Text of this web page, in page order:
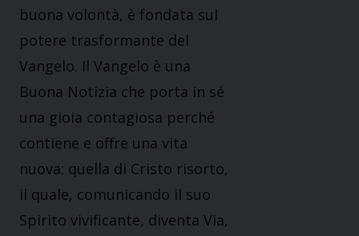
buona volontà, è fondata sul
potere trasformante del
Vangelo. Il Vangelo è una
Buona Notizia che porta in sé
una gioia contagiosa perché
contiene e offre una vita
nuova: quella di Cristo risorto,
il quale, comunicando il suo
Spirito vivificante, diventa Via,